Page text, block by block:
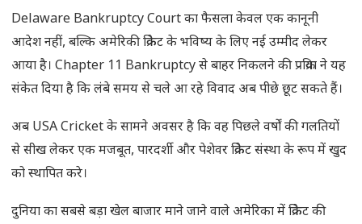
Delaware Bankruptcy Court का फैसला केवल एक कानूनी
आदेश नहीं, बल्कि अमेरिकी क्रिकेट के भविष्य के लिए नई उम्मीद लेकर
आया है। Chapter 11 Bankruptcy से बाहर निकलने की प्रक्रिया ने यह
संकेत दिया है कि लंबे समय से चले आ रहे विवाद अब पीछे छूट सकते हैं।
अब USA Cricket के सामने अवसर है कि वह पिछले वर्षों की गलतियों
से सीख लेकर एक मजबूत, पारदर्शी और पेशेवर क्रिकेट संस्था के रूप में खुद
को स्थापित करे।
दुनिया का सबसे बड़ा खेल बाजार माने जाने वाले अमेरिका में क्रिकेट की